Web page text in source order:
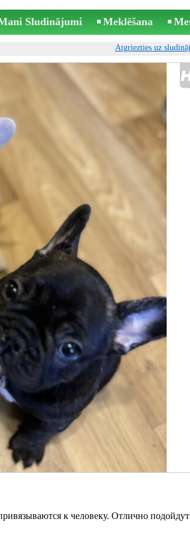
Sludinājumi Meklēšana
Atgriezties uz
к человеку. Отлично подойдут